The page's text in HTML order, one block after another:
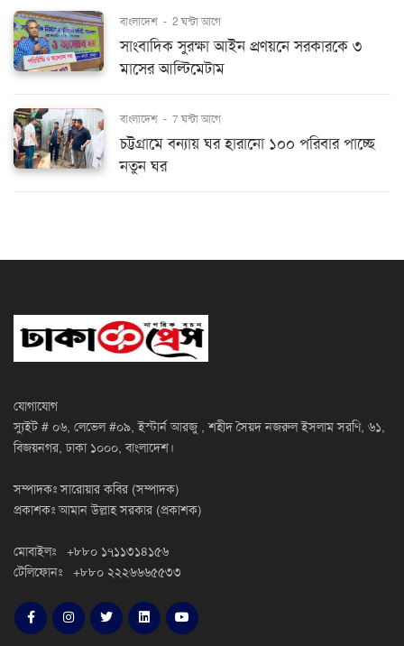
বাংলাদেশ - 2 ঘন্টা আগে
সাংবাদিক সুরক্ষা আইন প্রণয়নে সরকারকে ৩
মাসের আল্টিমেটাম
বাংলাদেশ - 7 ঘন্টা আগে
চট্টগ্রামে বন্যায় ঘর হারানো ১০০ পরিবার পাচ্ছে
নতুন ঘর
যোগাযোগ
স্যুইট # ০৬, লেভেল #০৯, ইস্টার্ন আরজু , শহীদ সৈয়দ নজরুল ইসলাম সরণি, ৬১,
বিজয়নগর, ঢাকা ১০০০, বাংলাদেশ।
সম্পাদকঃ সারোয়ার কবির (সম্পাদক)
প্রকাশকঃ আমান উল্লাহ সরকার (প্রকাশক)
মোবাইলঃ +৮৮০ ১৭১১৩১৪১৫৬
টেলিফোনঃ +৮৮০ ২২২৬৬৬৫৫৩৩